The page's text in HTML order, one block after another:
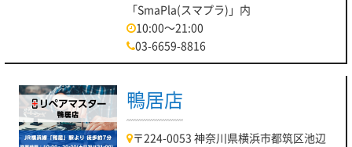
「SmaPla(スマプラ)」内
10:00～21:00
03-6659-8816
鴨居店
〒224-0053 神奈川県横浜市都筑区池辺